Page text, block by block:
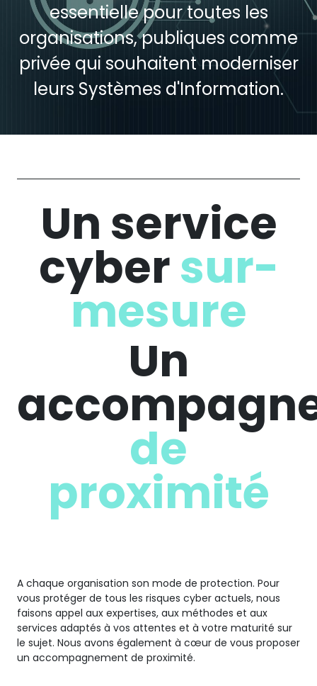
essentielle pour toutes les
organisations, publiques comme
privée qui souhaitent moderniser
leurs Systèmes d'Information.
Un service
cybersur-
mesure
Un
de
proximité
A chaque organisation son mode de protection. Pour
vous protéger de tous les risques cyber actuels, nous
faisons appel aux expertises, aux méthodes et aux
services adaptés à vos attentes et à votre maturité sur
le sujet. Nous avons également à cœur de vous proposer
un accompagnement de proximité.